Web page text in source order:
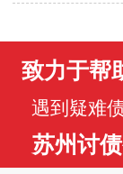
致力于帮
遇到疑难
苏州讨